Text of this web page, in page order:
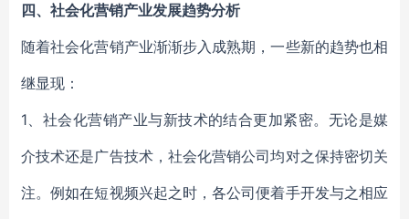
四、社会化营销产业发展趋势分析
随着社会化营销产业渐渐步入成熟期，一些新的趋势也相
继显现：
1、社会化营销产业与新技术的结合更加紧密。无论是媒
介技术还是广告技术，社会化营销公司均对之保持密切关
注。例如在短视频兴起之时，各公司便着手开发与之相应